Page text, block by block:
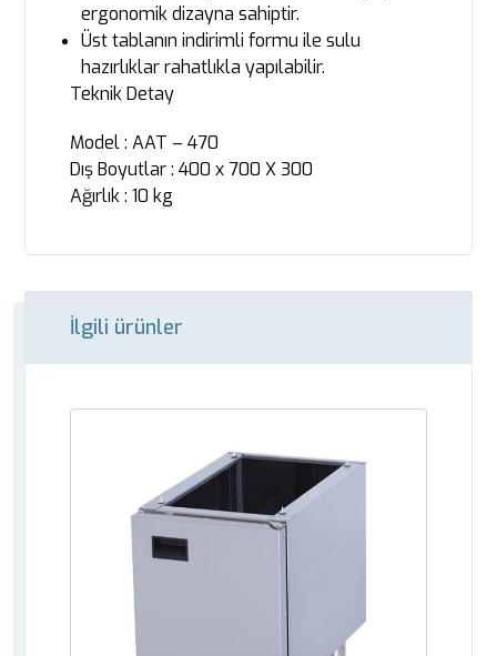
ergonomik dizayna sahiptir.
Üst tablanın indirimli formu ile sulu
hazırlıklar rahatlıkla yapılabilir.
Teknik Detay
Model : AAT – 470
Dış Boyutlar : 400 x 700 X 300
Ağırlık : 10 kg
İlgili ürünler